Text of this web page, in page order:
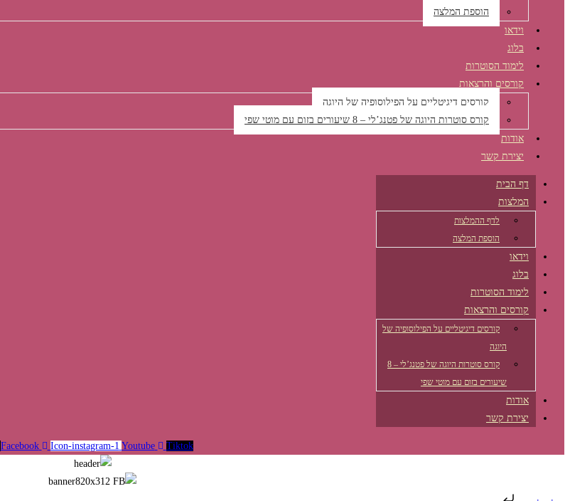
הוספת המלצה
וידאו
בלוג
לימוד הסוטרות
קורסים והרצאות
קורסים דיגיטליים על הפילוסופיה של היוגה
קורס סוטרות היוגה של פטנג’לי – 8 שיעורים בזום עם מוטי שפי
אודות
יצירת קשר
דף הבית
המלצות
לדף ההמלצות
הוספת המלצה
וידאו
בלוג
לימוד הסוטרות
קורסים והרצאות
קורסים דיגיטליים על הפילוסופיה של
היוגה
קורס סוטרות היוגה של פטנג’לי – 8
שיעורים בזום עם מוטי שפי
אודות
יצירת קשר
Facebook Icon-instagram-1 Youtube Tiktok